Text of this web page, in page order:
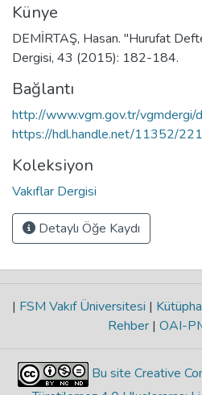
Künye
DEMİRTAŞ, Hasan. "Hurufat
Dergisi, 43 (2015): 182-184.
Bağlantı
http://www.vgm.gov.tr/vgmdergi/
https://hdl.handle.net/11352/
Koleksiyon
Vakıflar Dergisi
Detaylı Öğe Kaydı
| FSM Vakıf Üniversitesi |
Rehber | OAI-
Bu site Creative